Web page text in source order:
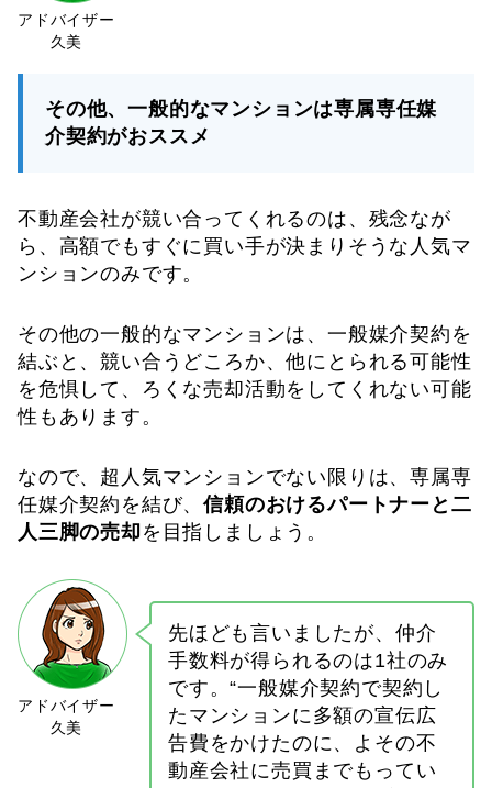
その他、一般的なマンションは専属専任媒
介契約がおススメ
不動産会社が競い合ってくれるのは、残念なが
ら、高額でもすぐに買い手が決まりそうな人気マ
ンションのみです。
その他の一般的なマンションは、一般媒介契約を
結ぶと、競い合うどころか、他にとられる可能性
を危惧して、ろくな売却活動をしてくれない可能
性もあります。
なので、超人気マンションでない限りは、専属専
任媒介契約を結び、信頼のおけるパートナーと二
人三脚の売却を目指しましょう。
先ほども言いましたが、仲介
手数料が得られるのは1社のみ
です。“一般媒介契約で契約し
たマンションに多額の宣伝広
告費をかけたのに、よその不
動産会社に売買までもってい